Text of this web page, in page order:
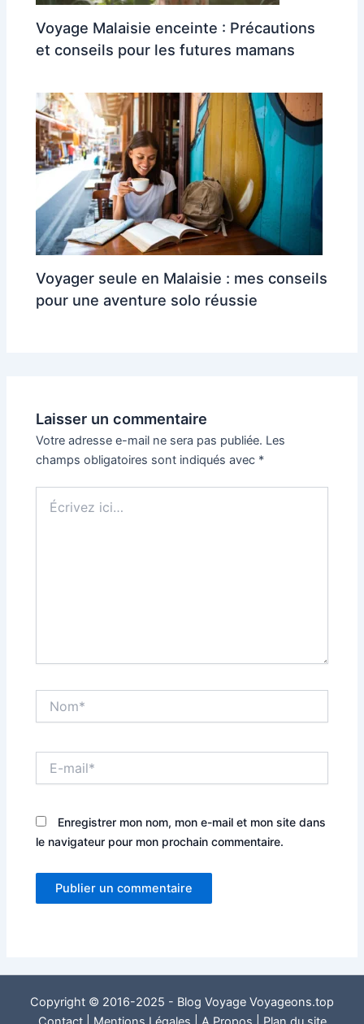
Voyage Malaisie enceinte : Précautions
et conseils pour les futures mamans
Voyager seule en Malaisie : mes conseils
pour une aventure solo réussie
Laisser un commentaire
Votre adresse e-mail ne sera pas publiée. Les
champs obligatoires sont indiqués avec *
ici…
mail*
Enregistrer mon nom, mon e-mail et mon site dans
le navigateur pour mon prochain commentaire.
Copyright © 2016-2025 - Blog Voyage Voyageons.top